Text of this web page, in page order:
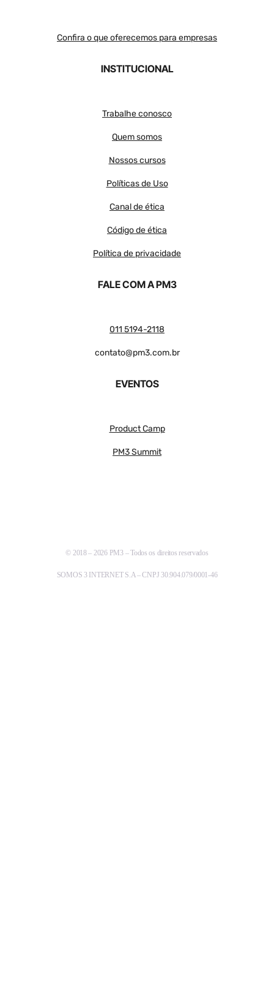
Confira o que oferecemos para empresas
INSTITUCIONAL
Trabalhe conosco
Quem somos
Nossos cursos
Políticas de Uso
Canal de ética
Código de ética
Política de privacidade
FALE COM A PM3
011 5194-2118
contato@pm3.com.br
EVENTOS
Product Camp
PM3 Summit
© 2018 – 2026 PM3 – Todos os direitos reservados
SOMOS 3 INTERNET S.A – CNPJ 30.904.079/0001-46